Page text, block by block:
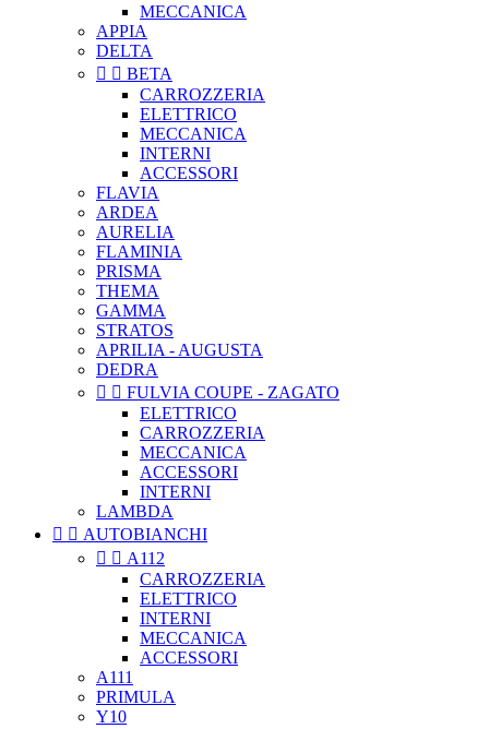
MECCANICA
APPIA
DELTA
  BETA
CARROZZERIA
ELETTRICO
MECCANICA
INTERNI
ACCESSORI
FLAVIA
ARDEA
AURELIA
FLAMINIA
PRISMA
THEMA
GAMMA
STRATOS
APRILIA - AUGUSTA
DEDRA
  FULVIA COUPE - ZAGATO
ELETTRICO
CARROZZERIA
MECCANICA
ACCESSORI
INTERNI
LAMBDA
  AUTOBIANCHI
  A112
CARROZZERIA
ELETTRICO
INTERNI
MECCANICA
ACCESSORI
A111
PRIMULA
Y10